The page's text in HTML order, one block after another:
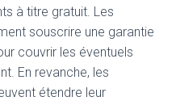
à titre gratuit. Les
souscrire une garantie
couvrir les éventuels
En revanche, les
étendre leur